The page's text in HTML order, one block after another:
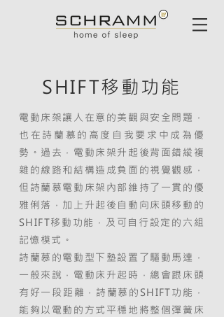
SHIFT移動功能
電動床架讓人在意的美觀與安全問題，
也在詩蘭慕的高度自我要求中成為優
勢。過去，電動床架升起後背面錯縱複
雜的線路和結構造成負面的視覺觀感，
但詩蘭慕電動床架內部維持了一貫的優
雅俐落，加上升起後自動向床頭移動的
SHIFT移動功能，及可自行設定的六組
記憶模式。
詩蘭慕的電動型下墊設置了驅動馬達，
一般來說，電動床升起時，總會跟床頭
有好一段距離，詩蘭慕的SHIFT功能，
能夠以電動的方式平穩地將整個彈簧床